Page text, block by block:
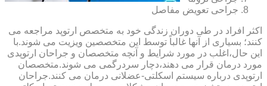
جراحی تعویض مفاصل
اکثر افراد در طی دوران زندگی خود به متخصص ارتوپد مراجعه می
کنند؛ بسیاری از آنها غالباً توسط این متخصصین ویزیت می شوند.با
این حال،اغلب در مورد شرایط و آنچه متخصصان و جراحان ارتوپدی
مورد درمان قرار می دهند،دچار سردرگمی می شوند.متخصصان
ارتوپدی درباره سیستم اسکلتی-عضلانی درمان می کنند.جراحان